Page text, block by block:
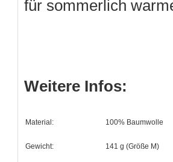
für sommerlich
Weitere Infos:
Material: 100% Baumwolle
Gewicht: 141 g (Größe M)